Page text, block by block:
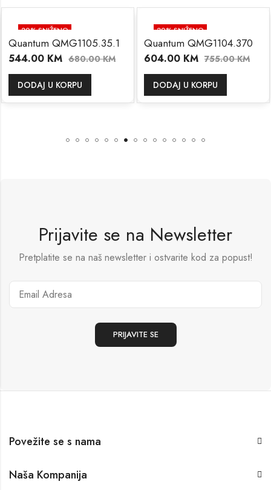
20% SNIŽENO
Quantum QMG1105.35.1
544.00 KM 680.00KM
DODAJ U KORPU
20% SNIŽENO
Quantum QMG1104.370
604.00 KM 755.00KM
DODAJ U KORPU
Prijavite se na Newsletter
Pretplatite se na naš newsletter i ostvarite kod za popust!
Povežite se s nama
Naša Kompanija